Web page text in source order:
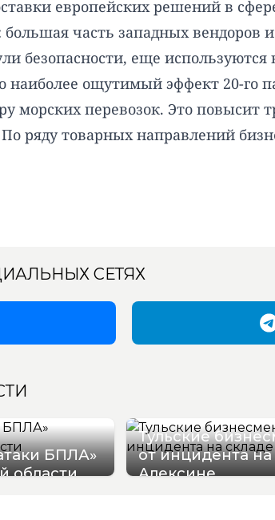
европейских решений в
часть западных вендоров
безопасности, еще используются
ощутимый эффект 20-го
морских перевозок. Это повысит
ряду товарных направлений
СЕТЯХ
БПЛА»
области
Тульские
от инцидента
Алексине